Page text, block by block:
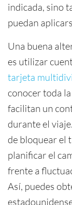
indicada, sino
puedan
Una buena
es utilizar
tarjeta
conocer toda
facilitan un
durante el
de bloquear el
planificar el
frente a
Así, puedes